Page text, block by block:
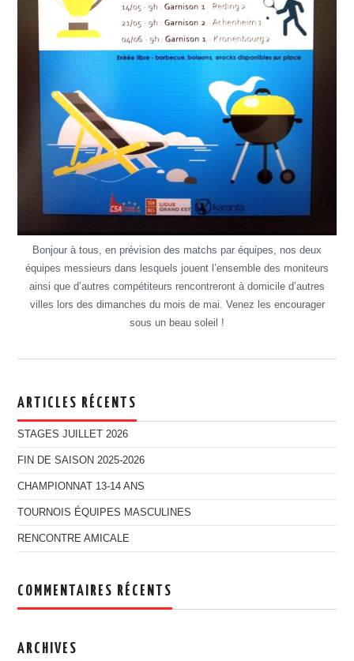
Bonjour à tous, en prévision des matchs par équipes, nos deux
équipes messieurs dans lesquels jouent l’ensemble des moniteurs
ainsi que d’autres compétiteurs rencontreront à domicile d’autres
villes lors des dimanches du mois de mai. Venez les encourager
sous un beau soleil !
ARTICLES RÉCENTS
STAGES JUILLET 2026
FIN DE SAISON 2025-2026
CHAMPIONNAT 13-14 ANS
TOURNOIS ÉQUIPES MASCULINES
RENCONTRE AMICALE
COMMENTAIRES RÉCENTS
ARCHIVES